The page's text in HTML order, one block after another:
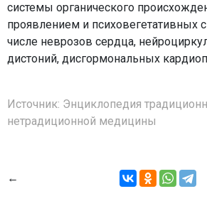
системы органического
проявлением и психовегетативных
числе неврозов сердца,
дистоний, дисгормональных
Источник: Энциклопедия
нетрадиционной медицины
←